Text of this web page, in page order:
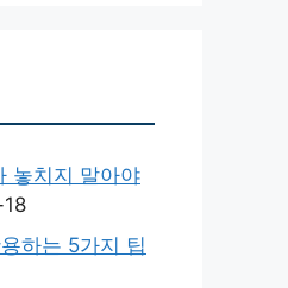
놓치지 말아야
하는 5가지 팁